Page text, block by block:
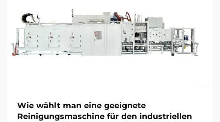
Wie wählt man eine geeignete
Reinigungsmaschine für den industriellen